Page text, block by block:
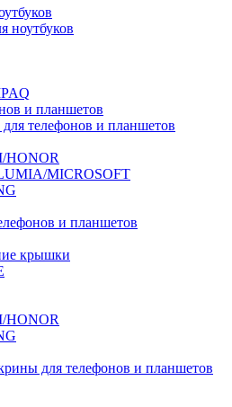
ноутбуков
и планшетов
телефонов и планшетов
HONOR
MICROSOFT
и планшетов
крышки
HONOR
для телефонов и планшетов